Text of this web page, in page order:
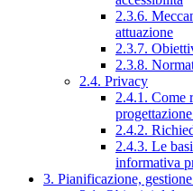
2.3.6.
attuazione
2.3.7.
2.3.8.
2.4. Privacy
2.4.1. Come
2.4.2.
2.4.3. Le
informativa
3. Pianificazione,